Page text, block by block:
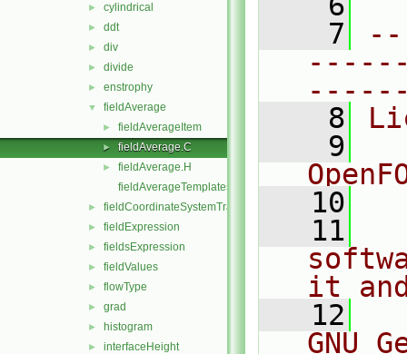
► cylindrical
► ddt
► div
► divide
► enstrophy
▼ fieldAverage
► fieldAverageItem
► fieldAverage.C
►
fieldAverage.H
fieldAverageTemplates.C
► fieldCoordinateSystemTransform
► fieldExpression
► fieldsExpression
► fieldValues
► flowType
► grad
► histogram
► interfaceHeight
    7
    8
    9
   10
   11
it
   12
GNU